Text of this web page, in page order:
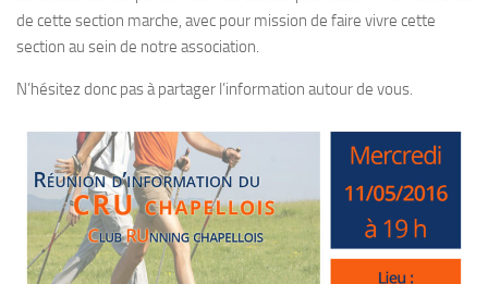
de cette section marche, avec pour mission de faire vivre cette
section au sein de notre association.
N’hésitez donc pas à partager l’information autour de vous.